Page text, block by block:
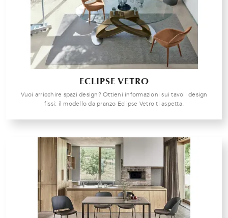
ECLIPSE VETRO
Vuoi arricchire spazi design? Ottieni informazioni sui tavoli design
fissi: il modello da pranzo Eclipse Vetro ti aspetta.